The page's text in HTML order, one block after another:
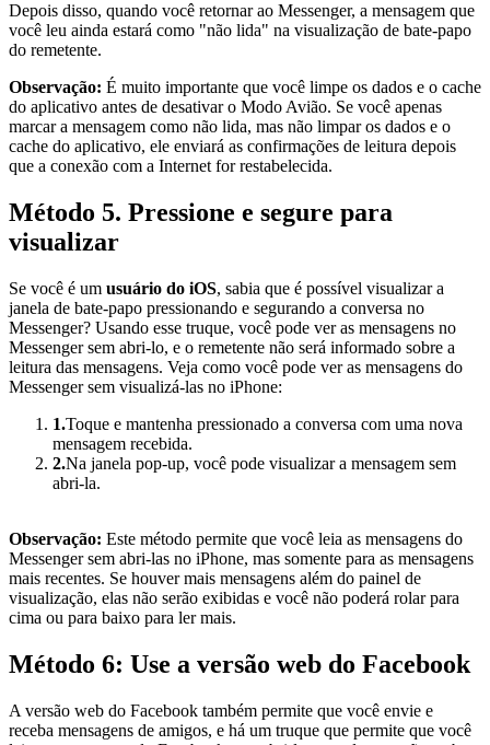
Depois disso, quando você retornar ao Messenger, a mensagem que
você leu ainda estará como "não lida" na visualização de bate-papo
do remetente.
Observação: É muito importante que você limpe os dados e o cache
do aplicativo antes de desativar o Modo Avião. Se você apenas
marcar a mensagem como não lida, mas não limpar os dados e o
cache do aplicativo, ele enviará as confirmações de leitura depois
que a conexão com a Internet for restabelecida.
Método 5. Pressione e segure para
visualizar
Se você é um usuário do iOS, sabia que é possível visualizar a
janela de bate-papo pressionando e segurando a conversa no
Messenger? Usando esse truque, você pode ver as mensagens no
Messenger sem abri-lo, e o remetente não será informado sobre a
leitura das mensagens. Veja como você pode ver as mensagens do
Messenger sem visualizá-las no iPhone:
1.Toque e mantenha pressionado a conversa com uma nova
mensagem recebida.
2.Na janela pop-up, você pode visualizar a mensagem sem
abri-la.
Observação: Este método permite que você leia as mensagens do
Messenger sem abri-las no iPhone, mas somente para as mensagens
mais recentes. Se houver mais mensagens além do painel de
visualização, elas não serão exibidas e você não poderá rolar para
cima ou para baixo para ler mais.
Método 6: Use a versão web do Facebook
A versão web do Facebook também permite que você envie e
receba mensagens de amigos, e há um truque que permite que você